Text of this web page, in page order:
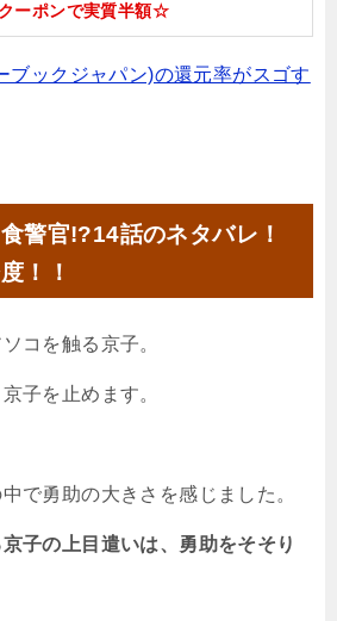
ーポンで実質半額☆
ブックジャパン)の還元率がスゴす
警官!?14話のネタバレ！
！！
コを触る京子。
子を止めます。
で勇助の大きさを感じました。
子の上目遣いは、勇助をそそり